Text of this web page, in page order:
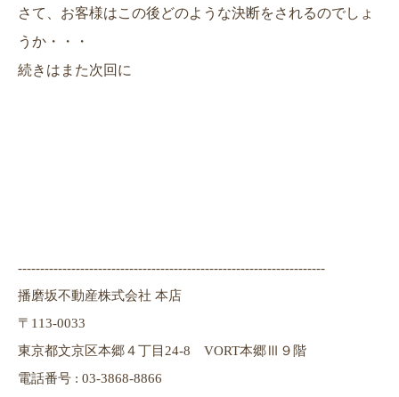
さて、お客様はこの後どのような決断をされるのでしょ
うか・・・
続きはまた次回に
---------------------------------------------------------------------
播磨坂不動産株式会社 本店
〒113-0033
東京都文京区本郷４丁目24-8 VORT本郷Ⅲ９階
電話番号 : 03-3868-8866